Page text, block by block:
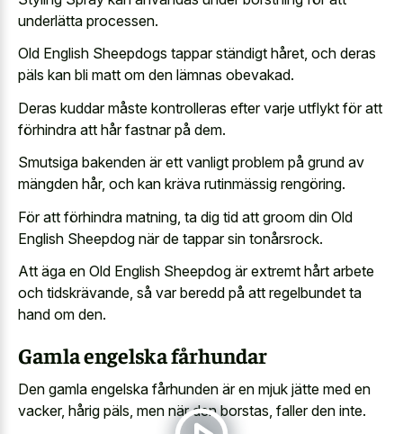
underlätta processen.
Old English Sheepdogs tappar ständigt håret, och deras
päls kan bli matt om den lämnas obevakad.
Deras kuddar måste kontrolleras efter varje utflykt för att
förhindra att hår fastnar på dem.
Smutsiga bakenden är ett vanligt problem på grund av
mängden hår, och kan kräva rutinmässig rengöring.
För att förhindra matning, ta dig tid att groom din Old
English Sheepdog när de tappar sin tonårsrock.
Att äga en Old English Sheepdog är extremt hårt arbete
och tidskrävande, så var beredd på att regelbundet ta
hand om den.
Gamla engelska fårhundar
Den gamla engelska fårhunden är en mjuk jätte med en
vacker, hårig päls, men när den borstas, faller den inte.